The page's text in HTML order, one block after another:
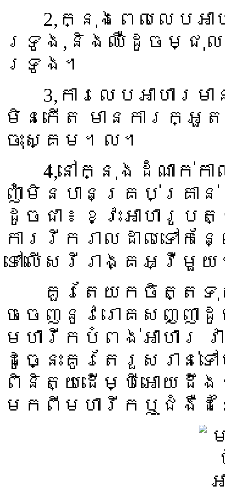
2,ក្នុងពេលលេបអាហ
ទ្រូង,និងឈឺដូចម្ជុលច
ទ្រូង។
3,ការលេបអាហារម
មិនកើត មានការក្អួត
ចុះស្គម។ល។
4,នៅក្នុងដំណាក់កាល
ញ៉ាំមិនបានគ្រប់គ្រាន់
ដូចជា ៖ ខ្វះអាហារូ
ការរីករាលដាលទៅ
ទៅលើសរីរាង្គអ្វីមួ
គួរតែយកចិត្តទុក
ចចេញនូវរោគសញ្ញាដូ
មហារីកបំពង់អាហារ វ
ដូច្នេះគូរតែរួសរាន់
ពិនិត្យដើម្បីអោយដឹងថា
មកពីមហារីកឬជំងឺដ